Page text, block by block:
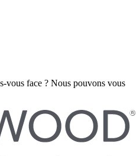
vous face ? Nous pouvons vous